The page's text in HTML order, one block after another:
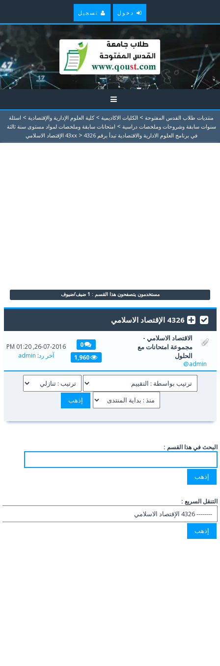
دخول تسجيل
منتديات طلاب القدس المفتوحة > الكليات الاكاديمية > كلية العلوم الإدارية والإقتصادية > اسئلة
سنوات سابقة وشروحات وملخصات دراسية > امتحانات سابقة وملخصات لمواد مستوى سنة ثالثة
في برنامج العلوم الادارية والاقتصادية تبدأ برقم 43xx
> 4326 الإقتصاد الاسلامي
مستخدمون يتصفحون هذا القسم : 1 ضيف/ضيوف
4326 الإقتصاد الاسلامي
الاقتصاد الاسلامي -
مجموعة امتحانات مع
الحلول
admin
0
1,960
26-07-2016, 01:20 PM
آخر رد:
admin
البحث في هذا القسم :
التنقل السريع :